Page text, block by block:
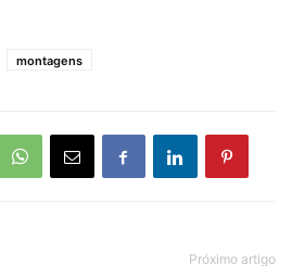
montagens
Próximo artigo